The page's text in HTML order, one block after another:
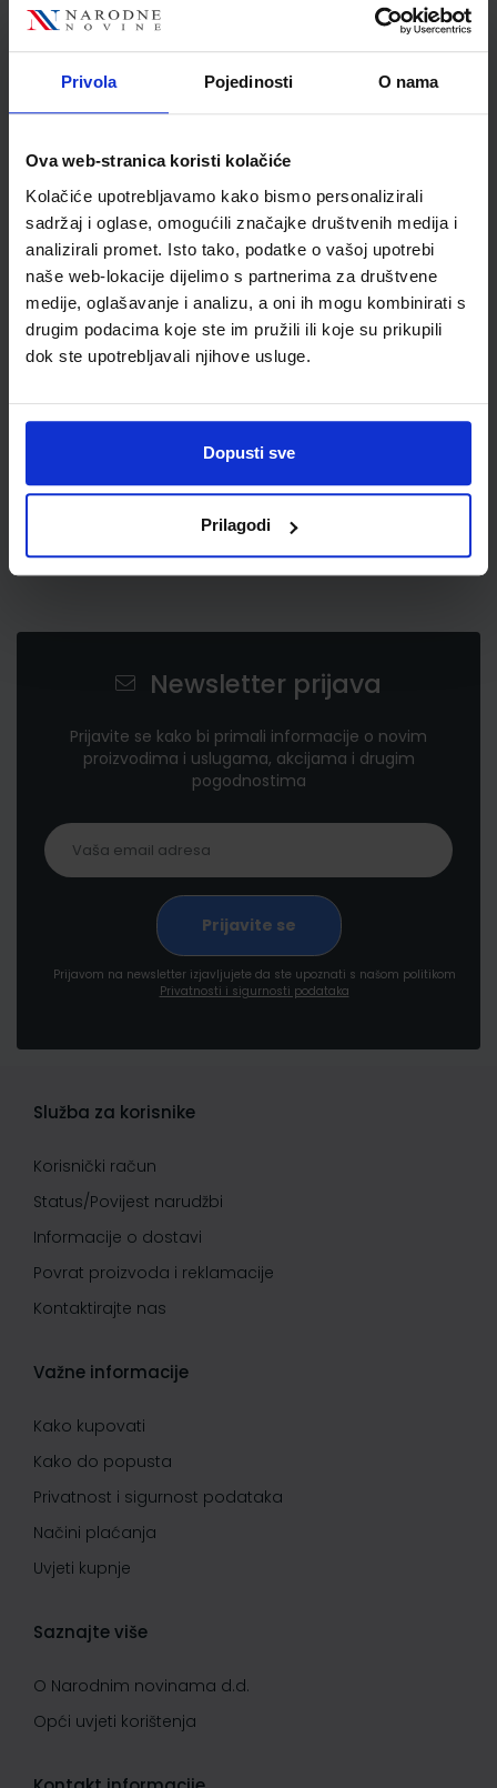
Privola Pojedinosti O nama
Ova web-stranica koristi kolačiće
Kolačiće upotrebljavamo kako bismo personalizirali
sadržaj i oglase, omogućili značajke društvenih medija i
analizirali promet. Isto tako, podatke o vašoj upotrebi
naše web-lokacije dijelimo s partnerima za društvene
medije, oglašavanje i analizu, a oni ih mogu kombinirati s
drugim podacima koje ste im pružili ili koje su prikupili
dok ste upotrebljavali njihove usluge.
Dopusti sve
Prilagodi
Blok crtaći A3 20 listova,
Jolly
3,30 €
Newsletter prijava
Prijavite se kako bi primali informacije o novim
proizvodima i uslugama, akcijama i drugim
pogodnostima
Prijavom na newsletter izjavljujete da ste upoznati s našom politikom
Privatnosti i sigurnosti podataka
Služba za korisnike
Korisnički račun
Status/Povijest narudžbi
Informacije o dostavi
Povrat proizvoda i reklamacije
Kontaktirajte nas
Važne informacije
Kako kupovati
Kako do popusta
Privatnost i sigurnost podataka
Načini plaćanja
Uvjeti kupnje
Saznajte više
O Narodnim novinama d.d.
Opći uvjeti korištenja